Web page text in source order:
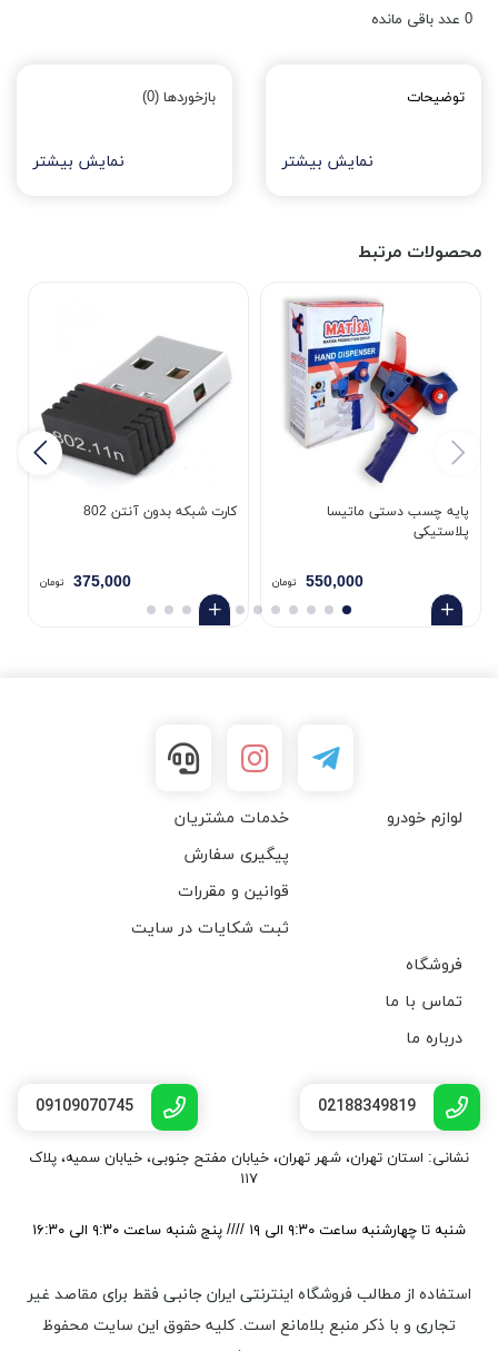
0 عدد باقی مانده
توضیحات
نمایش بیشتر
بازخوردها (0)
نمایش بیشتر
محصولات مرتبط
پایه چسب دستی ماتیسا
پلاستیکی
550,000 تومان
کارت شبکه بدون آنتن 802
375,000 تومان
لوازم خودرو
خدمات مشتریان
پیگیری سفارش
قوانین و مقررات
ثبت شکایات در سایت
فروشگاه
تماس با ما
درباره ما
02188349819
09109070745
نشانی: استان تهران، شهر تهران، خیابان مفتح جنوبی، خیابان سمیه، پلاک
۱۱۷
شنبه تا چهارشنبه ساعت ۹:۳۰ الی ۱۹ //// پنج شنبه ساعت ۹:۳۰ الی ۱۶:۳۰
استفاده از مطالب فروشگاه اینترنتی ایران جانبی فقط برای مقاصد غیر
تجاری و با ذکر منبع بلامانع است. کليه حقوق اين سايت محفوظ